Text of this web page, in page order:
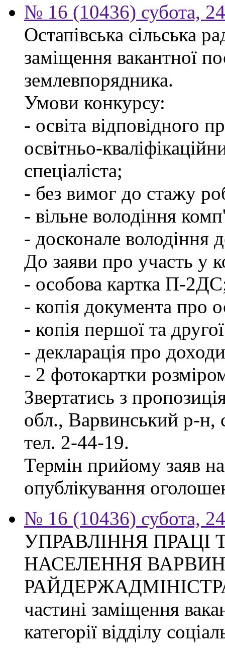
№ 16 (10436) субота,
Остапівська сільська
заміщення вакантної
землевпорядника.
Умови конкурсу:
- освіта відповідного
освітньо-
спеціаліста;
- без вимог до стажу
- вільне володіння
- досконале
До заяви про участь у
- особова картка П-
- копія документа про
- копія першої та
- декларація про
- 2 фотокартки
Звертатись з
обл., Варвинський р-н,
тел. 2-44-19.
Термін прийому заяв
опублікування
№ 16 (10436) субота,
УПРАВЛІННЯ ПРАЦІ
НАСЕЛЕННЯ
частині заміщення
категорії відділу